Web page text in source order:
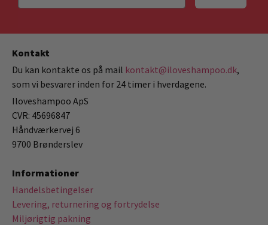
Kontakt
Du kan kontakte os på mail kontakt@iloveshampoo.dk,
som vi besvarer inden for 24 timer i hverdagene.
Iloveshampoo ApS
CVR: 45696847
Håndværkervej 6
9700 Brønderslev
Informationer
Handelsbetingelser
Levering, returnering og fortrydelse
Miljørigtig pakning